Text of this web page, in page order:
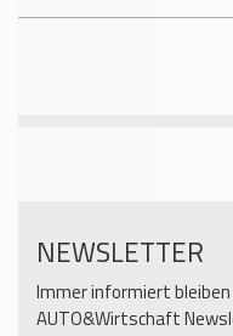
NEWSLETTER
Immer informiert
AUTO&Wirtschaft